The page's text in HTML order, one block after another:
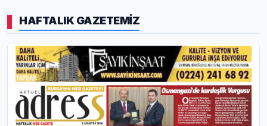
HAFTALIK GAZETEMİZ